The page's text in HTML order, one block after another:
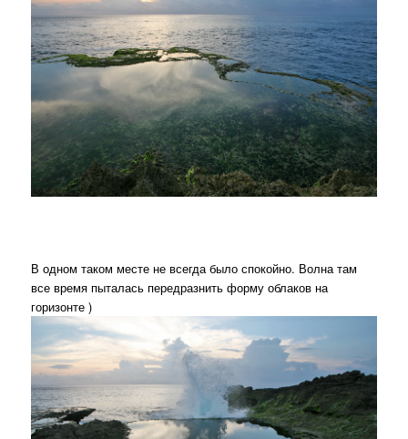
В одном таком месте не всегда было спокойно. Волна там
все время пыталась передразнить форму облаков на
горизонте )